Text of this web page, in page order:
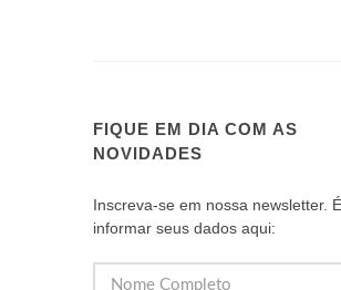
FIQUE EM DIA COM AS
NOVIDADES
Inscreva-se em nossa newsletter.
informar seus dados aqui: